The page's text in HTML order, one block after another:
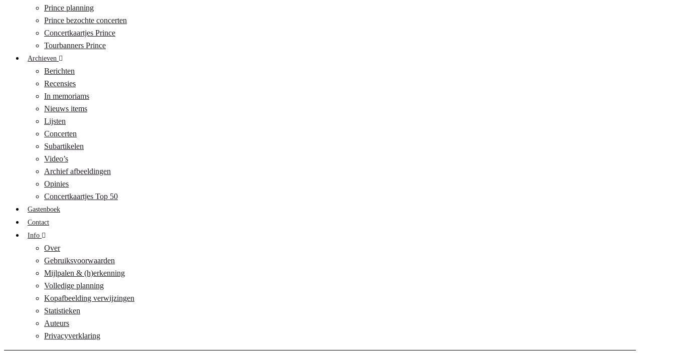
Prince planning
Prince bezochte concerten
Concertkaartjes Prince
Tourbanners Prince
Archieven
Berichten
Recensies
In memoriams
Nieuws items
Lijsten
Concerten
Subartikelen
Video’s
Archief afbeeldingen
Opinies
Concertkaartjes Top 50
Gastenboek
Contact
Info
Over
Gebruiksvoorwaarden
Mijlpalen & (h)erkenning
Volledige planning
Kopafbeelding verwijzingen
Statistieken
Auteurs
Privacyverklaring